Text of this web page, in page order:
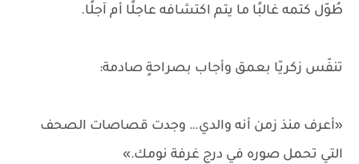
طُوّل كتمه غالبًا ما يتم اكتشافه عاجلًا أم آجلًا.
تنفّس زكريّا بعمق وأجاب بصراحةٍ صادمة:
«أعرف منذ زمن أنه والدي… وجدت قصاصات الصحف
التي تحمل صوره في درج غرفة نومك.»